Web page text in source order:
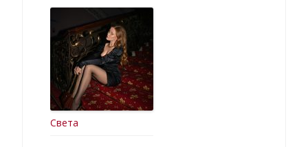
Света